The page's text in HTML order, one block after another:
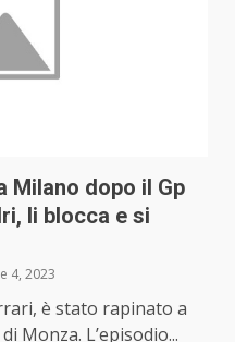
Milano dopo il Gp
li blocca e si
4, 2023
è stato rapinato a
Monza. L’episodio...